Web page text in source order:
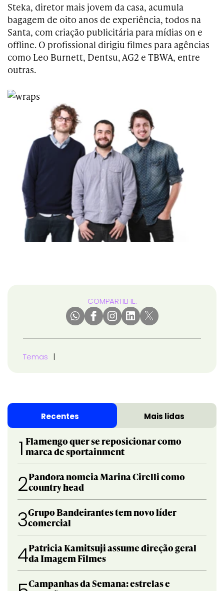
Steka, diretor mais jovem da casa, acumula
bagagem de oito anos de experiência, todos na
Santa, com criação publicitária para mídias on e
offline. O profissional dirigiu filmes para agências
como Leo Burnett, Dentsu, AG2 e TBWA, entre
outras.
COMPARTILHE:
Temas
Recentes Mais lidas
1 Flamengo quer se reposicionar como
marca de sportainment
2Pandora nomeia Marina Cirelli como
country head
3Grupo Bandeirantes tem novo líder
comercial
4Patricia Kamitsuji assume direção geral
da Imagem Filmes
Campanhas da Semana: estrelas e